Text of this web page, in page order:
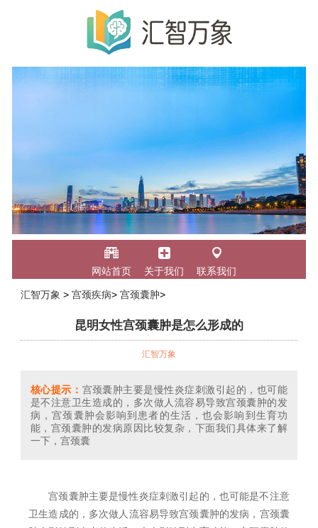
网站首页 关于我们 联系我们
汇智万象 > 宫颈疾病> 宫颈囊肿>
昆明女性宫颈囊肿是怎么形成的
汇智万象
核心提示： 宫颈囊肿主要是慢性炎症刺激引起的，也可能
是不注意卫生造成的，多次做人流容易导致宫颈囊肿的发
病，宫颈囊肿会影响到患者的生活，也会影响到生育功
能，宫颈囊肿的发病原因比较复杂，下面我们具体来了解
一下，宫颈囊
宫颈囊肿主要是慢性炎症刺激引起的，也可能是不注意
卫生造成的，多次做人流容易导致宫颈囊肿的发病，宫颈囊